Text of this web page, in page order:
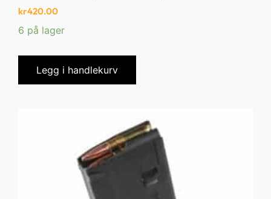
kr420.00
6 på lager
Legg i handlekurv